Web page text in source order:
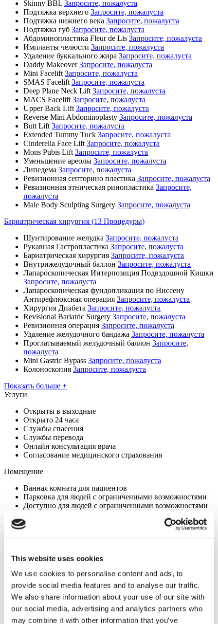
This website uses cookies
We use cookies to personalise content and ads, to
provide social media features and to analyse our traffic.
We also share information about your use of our site with
our social media, advertising and analytics partners who
may combine it with other information that you’ve
Skinny BBL Запросите, пожалуста
Подтяжка верхнего Запросите, пожалуста
Подтяжка нижнего века Запросите, пожалуста
Подтяжка губ Запросите, пожалуста
Абдоминопластика Fleur de Lis Запросите, пожалуста
Импланты челюсти Запросите, пожалуста
Удаление буккального жира Запросите, пожалуста
Daddy Makeover Запросите, пожалуста
Mini Facelift Запросите, пожалуста
SMAS Facelift Запросите, пожалуста
Deep Plane Neck Lift Запросите, пожалуста
MACS Facelift Запросите, пожалуста
Upper Back Lift Запросите, пожалуста
Reverse Mini Abdominoplasty Запросите, пожалуста
Butt Lift Запросите, пожалуста
Extended Tummy Tuck Запросите, пожалуста
Cinderella Face Lift Запросите, пожалуста
Mons Pubis Lift Запросите, пожалуста
Уменьшение ареолы Запросите, пожалуста
Липедема Запросите, пожалуста
Ревизионная септорино пластика Запросите, пожалуста
Ревизионная этническая ринопластика Запросите,
пожалуста
Male Body Sculpting Surgery Запросите, пожалуста
Бариатрическая хирургия (13 Процедуры)
Шунтирование желудка Запросите, пожалуста
Рукавная Гастропластика Запросите, пожалуста
Бариатрическая хирургия Запросите, пожалуста
Внутрижелудочный баллон Запросите, пожалуста
Лапароскопическая Интерпозиция Подвздошной Кишки
Запросите, пожалуста
Лапароскопическая фундопликация по Ниссену
Антирефлюксная операция Запросите, пожалуста
Хирургия Диабета Запросите, пожалуста
Revisional Bariatric Surgery Запросите, пожалуста
Ревизионная операция Запросите, пожалуста
Удаление желудочного бандажа Запросите, пожалуста
Проглатываемый желудочный баллон Запросите,
пожалуста
Mini Gastric Bypass Запросите, пожалуста
Колоноскопия Запросите, пожалуста
Показать больше +
Услуги
Открыты в выходные
Открыто 24 часа
Службы спасения
Службы перевода
Онлайн консультация врача
Согласование медицинского страхования
Помещение
Ванная комната для пациентов
Парковка для людей с ограниченными возможностями
Доступно для людей с ограниченными возможностями
Бесплатный вай-фай
Телефон в палате
Телевизор в палате
Ваша личная квота
Angela
Ваш Личный консультант по вопросам здоровья
Бесплатная онлайн консультация